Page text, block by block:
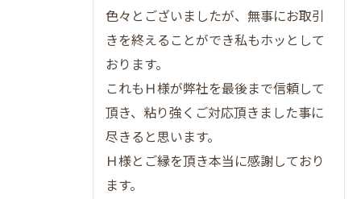
イント
不動産売買で資産性と住みやすさを両立す
る工夫
大阪市で資産価値重視の不動産売買を実現
する方法
不動産売買の三大リスクと信頼性の見抜き方
不動産売買の三大リスクを見抜くチェック
色々とございましたが、無事にお取引
きを終えることができ私もホッとして
おります。
これもＨ様が弊社を最後まで信頼して
頂き、粘り強くご対応頂きました事に
尽きると思います。
Ｈ様とご縁を頂き本当に感謝しており
ます。